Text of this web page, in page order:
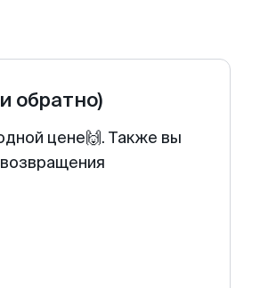
обратно)
цене🙌. Также вы